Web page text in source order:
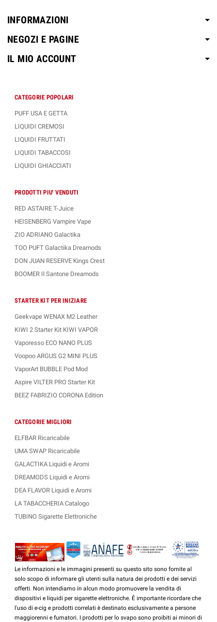
INFORMAZIONI
NEGOZI E PAGINE
IL MIO ACCOUNT
CATEGORIE POPOLARI
PUFF USA E GETTA
LIQUIDI CREMOSI
LIQUIDI FRUTTATI
LIQUIDI TABACCOSI
LIQUIDI GHIACCIATI
PRODOTTI PIU' VENDUTI
RED ASTAIRE T-Juice
HEISENBERG Vampire Vape
ZIO ADRIANO Galactika
TOO PUFT Galactika Dreamods
DON JUAN RESERVE Kings Crest
BOOMER Il Santone Dreamods
STARTER KIT PER INIZIARE
Geekvape WENAX M2 Leather
KIWI 2 Starter Kit KIWI VAPOR
Vaporesso ECO NANO PLUS
Voopoo ARGUS G2 MINI PLUS
VaporArt BUBBLE Pod Mod
Aspire VILTER PRO Starter Kit
BEEZ FABRIZIO CORONA Edition
CATEGORIE MIGLIORI
ELFBAR Ricaricabile
UMA SWAP Ricaricabile
GALACTIKA Liquidi e Aromi
DREAMODS Liquidi e Aromi
DEA FLAVOR Liquidi e Aromi
LA TABACCHERIA Catalogo
TUBINO Sigarette Elettroniche
Le informazioni e le immagini presenti su questo sito sono fornite al
solo scopo di informare gli utenti sulla natura dei prodotti e dei servizi
offerti. Non intendiamo in alcun modo promuovere la vendita di
dispositivi e liquidi per sigarette elettroniche. È importante ricordare che
l'uso di e-cig e prodotti correlati è destinato esclusivamente a persone
maggiorenni e fumatori. I prodotti per lo svapo sono proibiti ai minori di